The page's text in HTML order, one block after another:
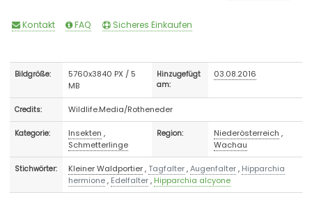
Kontakt FAQ Sicheres Einkaufen
Bildgröße:
5760x3840 PX / 5
MB
Hinzugefügt
am:
03.08.2016
Credits: Wildlife.Media/Rotheneder
Kategorie: Insekten ,
Schmetterlinge
Region: Niederösterreich ,
Wachau
Stichwörter: Kleiner Waldportier,Tagfalter,Augenfalter, Hipparchia
hermione, Edelfalter, Hipparchia alcyone